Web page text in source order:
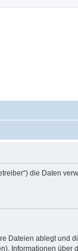
die Daten
Dateien ablegt und
Informationen über